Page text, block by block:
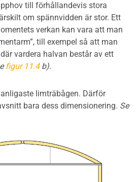
till förhållandevis stora
om spännvidden är stor. Ett
verkan kan vara att man
till exempel så att man
vardera halvan består av ett
figur 11.4b).
limträbågen. Därför
bara dess dimensionering. Se